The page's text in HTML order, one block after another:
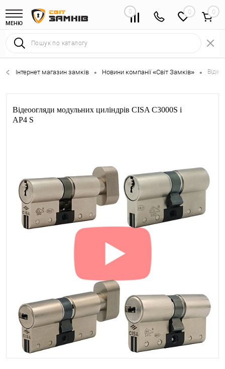
МЕНЮ
0 0
Інтернет магазин замків • Новини компанії «Світ Замків» •
Відеоогляди модульних циліндрів CISA C3000S і
AP4 S